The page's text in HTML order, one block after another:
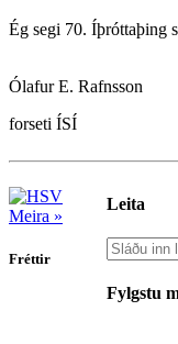
Ég segi 70. Íþróttaþing
Ólafur E. Rafnsson
forseti ÍSÍ
Leita
Fylgstu
Meira »
Fréttir